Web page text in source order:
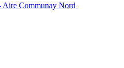
Aire Communay Nord